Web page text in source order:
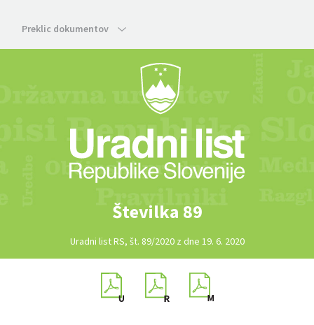
Preklic dokumentov
Številka 89
Uradni list RS, št. 89/2020 z dne 19. 6. 2020